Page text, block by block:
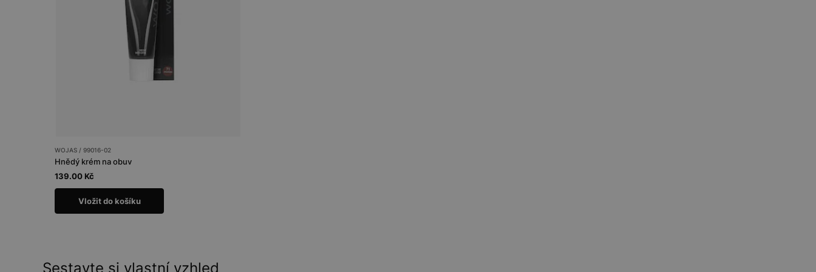
WOJAS / 99016-02
Hnědý krém na obuv
139.00 Kč
Vložit do košíku
Sestavte si vlastní vzhled